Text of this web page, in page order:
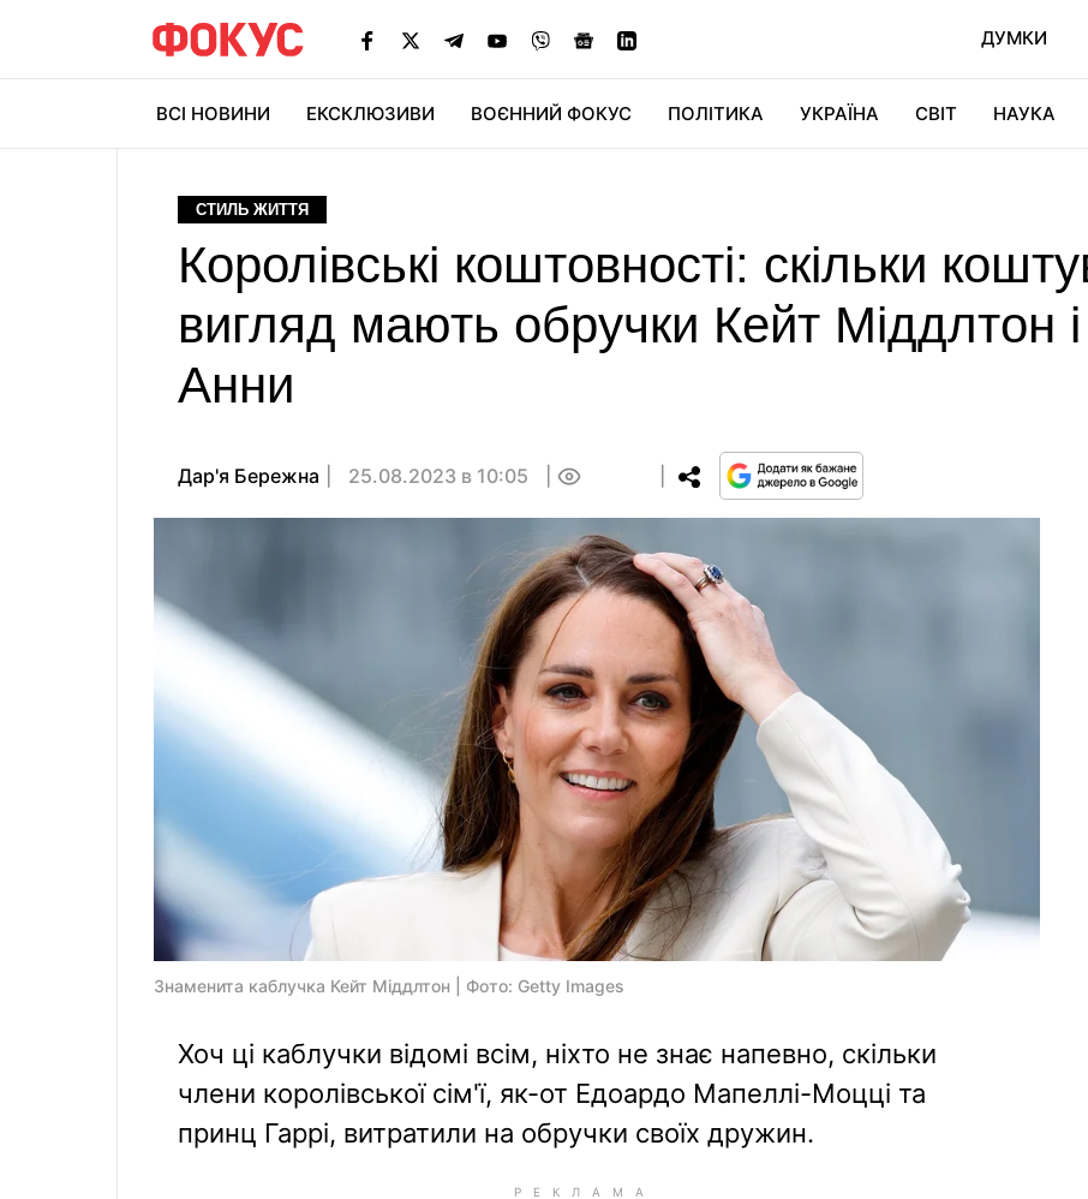
ДУМКИ
ВСІ НОВИНИ ЕКСКЛЮЗИВИ ВОЄННИЙ ФОКУС ПОЛІТИКА УКРАЇНА СВІТ НАУКА
СТИЛЬ ЖИТТЯ
Королівські коштовності: скільки
вигляд мають обручки Кейт Міддлтон
Анни
Дар'я Бережна 25.08.2023 в 10:05
Знаменита каблучка Кейт Міддлтон | Фото: Getty Images
Хоч ці каблучки відомі всім, ніхто не знає напевно, скільки
члени королівської сім'ї, як-от Едоардо Мапеллі-Моцці та
принц Гаррі, витратили на обручки своїх дружин.